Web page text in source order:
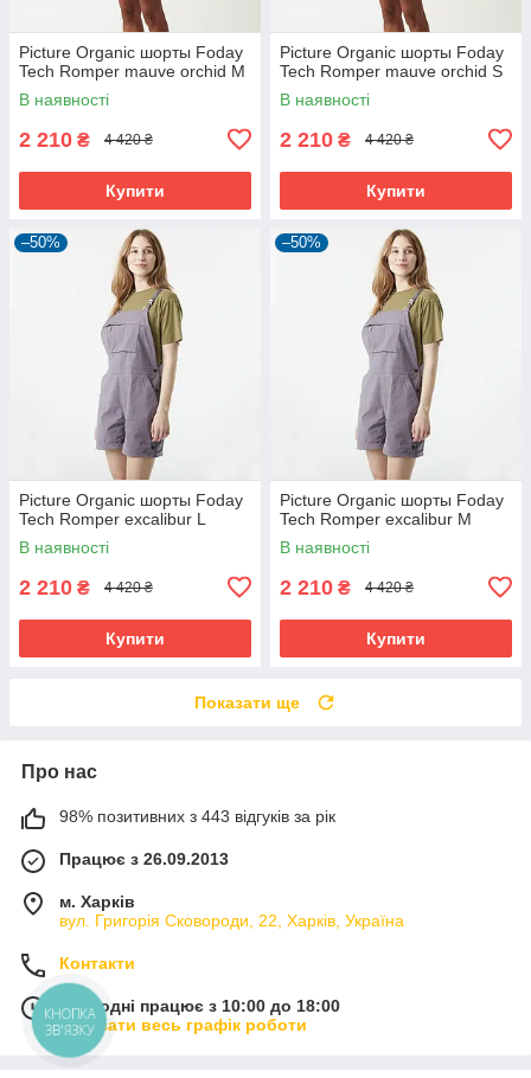
Picture Organic шорты Foday
Tech Romper mauve orchid M
В наявності
2 210 ₴ 4 420 ₴
Купити
Picture Organic шорты Foday
Tech Romper mauve orchid S
В наявності
2 210 ₴ 4 420 ₴
Купити
–50%
Picture Organic шорты Foday
Tech Romper excalibur L
В наявності
2 210 ₴ 4 420 ₴
Купити
–50%
Picture Organic шорты Foday
Tech Romper excalibur M
В наявності
2 210 ₴ 4 420 ₴
Купити
Показати ще
Про нас
98% позитивних з 443 відгуків за рік
Працює з 26.09.2013
м. Харків
вул. Григорія Сковороди, 22, Харків, Україна
Контакти
Сьогодні працює з 10:00 до 18:00
Показати весь графік роботи
КНОПКА
ЗВ'ЯЗКУ